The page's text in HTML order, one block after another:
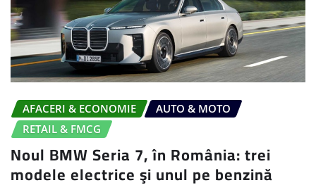
AFACERI & ECONOMIE
AUTO & MOTO
RETAIL & FMCG
Noul BMW Seria 7, în România: trei
modele electrice şi unul pe benzină